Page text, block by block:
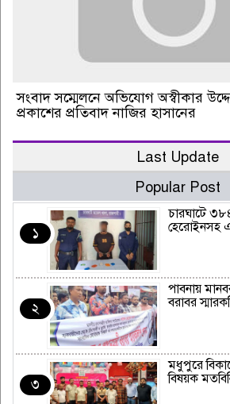
সংবাদ সম্মেলনে অভিযোগ অস্বীকার
প্রকাশের প্রতিবাদ নাজির হাসানের
Last Update
Popular Post
১
চারঘাটে
হেরোইনসহ
২
পাবনায়
বরাবর
৩
মধুপুরে
বিষয়ক